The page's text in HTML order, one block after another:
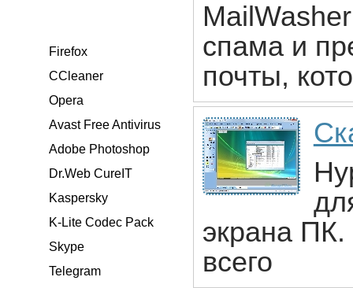
Firefox
CCleaner
Opera
Avast Free Antivirus
Adobe Photoshop
Dr.Web CureIT
Kaspersky
K-Lite Codec Pack
Skype
Telegram
спама и
почты,
экрана ПК.
всего